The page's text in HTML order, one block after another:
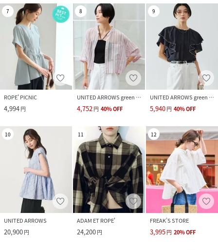
7
ROPE' PICNIC
4,994円
8
UNITED ARROWS green label relaxing
4,752円 40%OFF
9
UNITED ARROWS green label relaxing
5,940円 40%OFF
10
UNITED ARROWS
20,900円
11
ADAM ET ROPE'
24,200円
12
FREAK’S STORE
3,995円 20%OFF